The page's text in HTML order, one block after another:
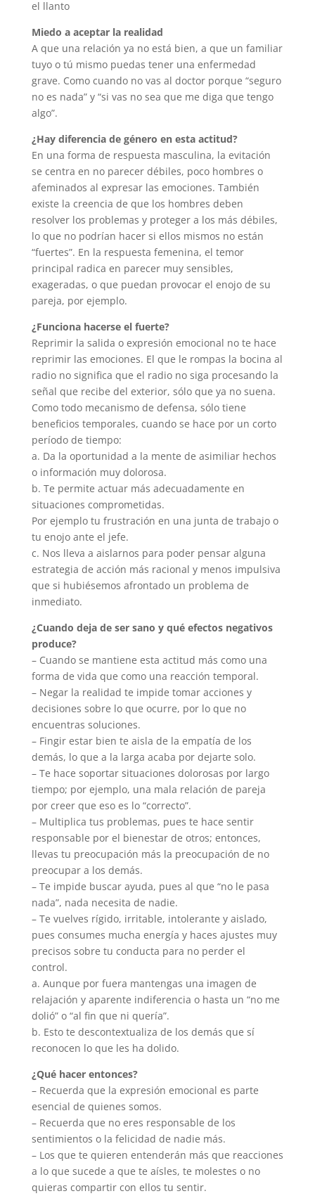
el llanto
Miedo a aceptar la realidad
A que una relación ya no está bien, a que un familiar
tuyo o tú mismo puedas tener una enfermedad
grave. Como cuando no vas al doctor porque “seguro
no es nada” y “si vas no sea que me diga que tengo
algo”.
¿Hay diferencia de género en esta actitud?
En una forma de respuesta masculina, la evitación
se centra en no parecer débiles, poco hombres o
afeminados al expresar las emociones. También
existe la creencia de que los hombres deben
resolver los problemas y proteger a los más débiles,
lo que no podrían hacer si ellos mismos no están
“fuertes”. En la respuesta femenina, el temor
principal radica en parecer muy sensibles,
exageradas, o que puedan provocar el enojo de su
pareja, por ejemplo.
¿Funciona hacerse el fuerte?
Reprimir la salida o expresión emocional no te hace
reprimir las emociones. El que le rompas la bocina al
radio no significa que el radio no siga procesando la
señal que recibe del exterior, sólo que ya no suena.
Como todo mecanismo de defensa, sólo tiene
beneficios temporales, cuando se hace por un corto
período de tiempo:
a. Da la oportunidad a la mente de asimiliar hechos
o información muy dolorosa.
b. Te permite actuar más adecuadamente en
situaciones comprometidas.
Por ejemplo tu frustración en una junta de trabajo o
tu enojo ante el jefe.
c. Nos lleva a aislarnos para poder pensar alguna
estrategia de acción más racional y menos impulsiva
que si hubiésemos afrontado un problema de
inmediato.
¿Cuando deja de ser sano y qué efectos negativos
produce?
– Cuando se mantiene esta actitud más como una
forma de vida que como una reacción temporal.
– Negar la realidad te impide tomar acciones y
decisiones sobre lo que ocurre, por lo que no
encuentras soluciones.
– Fingir estar bien te aisla de la empatía de los
demás, lo que a la larga acaba por dejarte solo.
– Te hace soportar situaciones dolorosas por largo
tiempo; por ejemplo, una mala relación de pareja
por creer que eso es lo “correcto”.
– Multiplica tus problemas, pues te hace sentir
responsable por el bienestar de otros; entonces,
llevas tu preocupación más la preocupación de no
preocupar a los demás.
– Te impide buscar ayuda, pues al que “no le pasa
nada”, nada necesita de nadie.
– Te vuelves rígido, irritable, intolerante y aislado,
pues consumes mucha energía y haces ajustes muy
precisos sobre tu conducta para no perder el
control.
a. Aunque por fuera mantengas una imagen de
relajación y aparente indiferencia o hasta un “no me
dolió” o “al fin que ni quería”.
b. Esto te descontextualiza de los demás que sí
reconocen lo que les ha dolido.
¿Qué hacer entonces?
– Recuerda que la expresión emocional es parte
esencial de quienes somos.
– Recuerda que no eres responsable de los
sentimientos o la felicidad de nadie más.
– Los que te quieren entenderán más que reacciones
a lo que sucede a que te aísles, te molestes o no
quieras compartir con ellos tu sentir.